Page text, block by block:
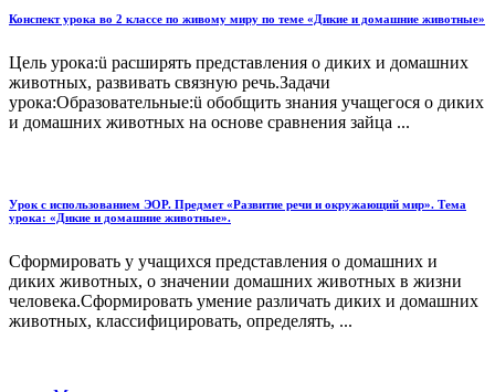
Конспект урока во 2 классе по живому миру по теме «Дикие и домашние животные»
Цель урока:ü расширять представления о диких и домашних
животных, развивать связную речь.Задачи
урока:Образовательные:ü обобщить знания учащегося о диких
и домашних животных на основе сравнения зайца ...
Урок с использованием ЭОР. Предмет «Развитие речи и окружающий мир». Тема
урока: «Дикие и домашние животные».
Сформировать у учащихся представления о домашних и
диких животных, о значении домашних животных в жизни
человека.Сформировать умение различать диких и домашних
животных, классифицировать, определять, ...